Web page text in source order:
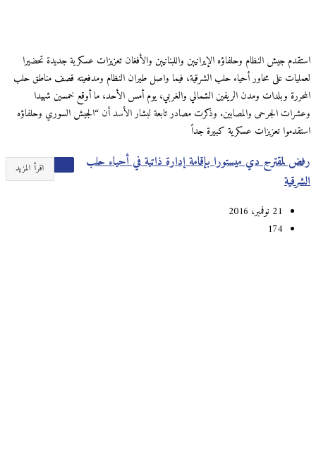
استقدم جيش النظام وحلفاؤه الإيرانيين واللبنانيين والأفغان تعزيزات عسكرية جديدة تحضيرا
لعمليات على محاور أحياء حلب الشرقية، فيما واصل طيران النظام ومدفعيته قصف مناطق حلب
المحررة وبلدات ومدن الريفين الشمالي والغربي، يوم أمس الأحد، ما أوقع خمسين شهيدا
وعشرات الجرحى والمصابين. وذكرت مصادر تابعة لبشار الأسد أن “الجيش السوري وحلفاؤه
استقدموا تعزيزات عسكرية كبيرة جداً
اقرأ المزيد
رفض لمقترح دي ميستورا بإقامة إدارة ذاتية في أحياء حلب
الشرقية
21 نوفمبر، 2016
174